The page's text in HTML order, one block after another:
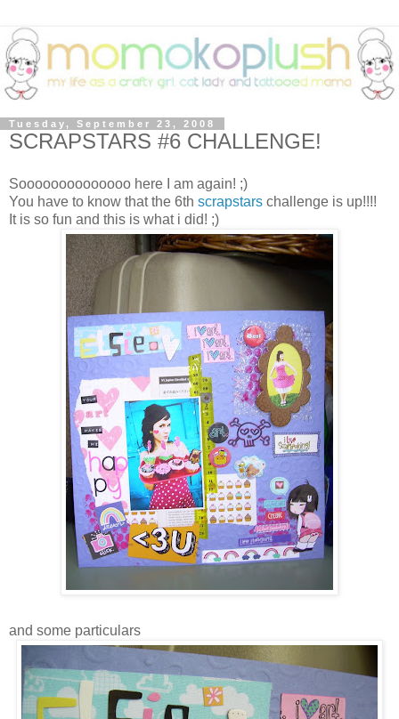
Tuesday, September 23, 2008
SCRAPSTARS #6 CHALLENGE!
Soooooooooooooo here I am again! ;)
You have to know that the 6th scrapstars challenge is up!!!!
It is so fun and this is what i did! ;)
and some particulars